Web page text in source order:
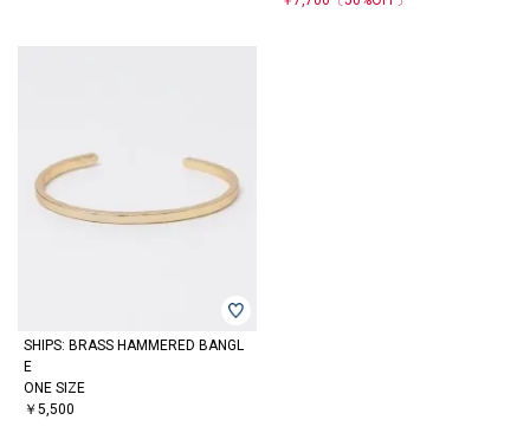
SHIPS: BRASS HAMMERED BANGL
E
ONE SIZE
￥5,500